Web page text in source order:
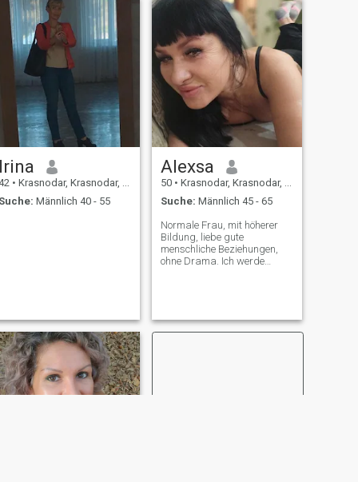
Irina
• Krasnodar, Krasnodar, Russland
Suche: Männlich 40 - 55
Alexsa
50 • Krasnodar, Krasnodar, Russland
Suche: Männlich 45 - 65
Normale Frau, mit höherer
Bildung, liebe gute
menschliche Beziehungen,
ohne Drama. Ich werde